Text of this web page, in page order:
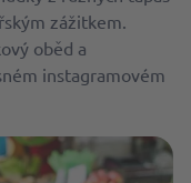
zážitkem.
oběd a
instagramovém